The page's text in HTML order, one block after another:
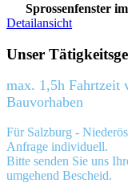
Sprossenfenster
Detailansicht
Unser
max. 1,5h Fahrtzeit
Bauvorhaben
Für Salzburg -
Anfrage individuell.
Bitte senden Sie uns
umgehend Bescheid.